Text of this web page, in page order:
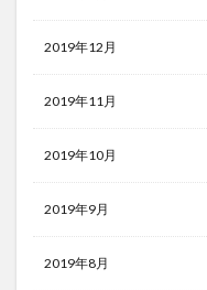
2019年12月
2019年11月
2019年10月
2019年9月
2019年8月